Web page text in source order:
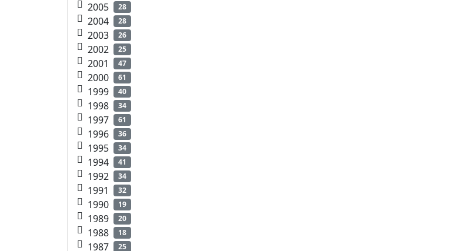
2005 28
2004 28
2003 26
2002 25
2001 47
2000 61
1999 40
1998 34
1997 61
1996 36
1995 34
1994 41
1992 34
1991 32
1990 19
1989 20
1988 18
1987 25